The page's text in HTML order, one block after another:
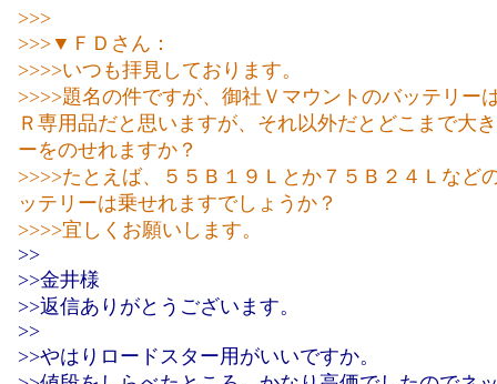
>>>
>>>▼ＦＤさん：
>>>>いつも拝見しております。
>>>>題名の件ですが、御社Ｖマウントのバッテリー
Ｒ専用品だと思いますが、それ以外だとどこまで大
ーをのせれますか？
>>>>たとえば、５５Ｂ１９Ｌとか７５Ｂ２４Ｌなど
ッテリーは乗せれますでしょうか？
>>>>宜しくお願いします。
>>
>>金井様
>>返信ありがとうございます。
>>
>>やはりロードスター用がいいですか。